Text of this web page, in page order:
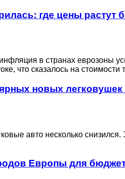
где цены растут
в странах еврозоны
что сказалось на стоимости
новых
авто несколько
Европы для